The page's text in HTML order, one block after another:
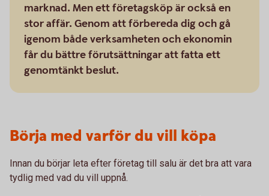
marknad. Men ett företagsköp är också en
stor affär. Genom att förbereda dig och gå
igenom både verksamheten och ekonomin
får du bättre förutsättningar att fatta ett
genomtänkt beslut.
Börja med varför du vill köpa
Innan du börjar leta efter företag till salu är det bra att vara
tydlig med vad du vill uppnå.